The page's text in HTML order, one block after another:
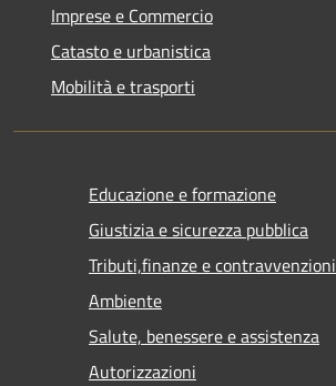
Imprese e Commercio
Catasto e urbanistica
Mobilità e trasporti
Educazione e formazione
Giustizia e sicurezza pubblica
Tributi,finanze e contravvenzioni
Ambiente
Salute, benessere e assistenza
Autorizzazioni